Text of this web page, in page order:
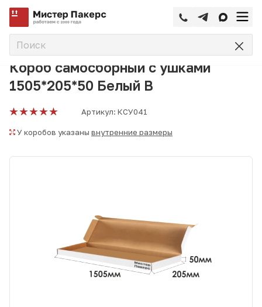
Главная Короб
Короб самосборный с ушками
1505*205*50 Белый В
Артикул: КСУ041
У коробов указаны внутренние размеры